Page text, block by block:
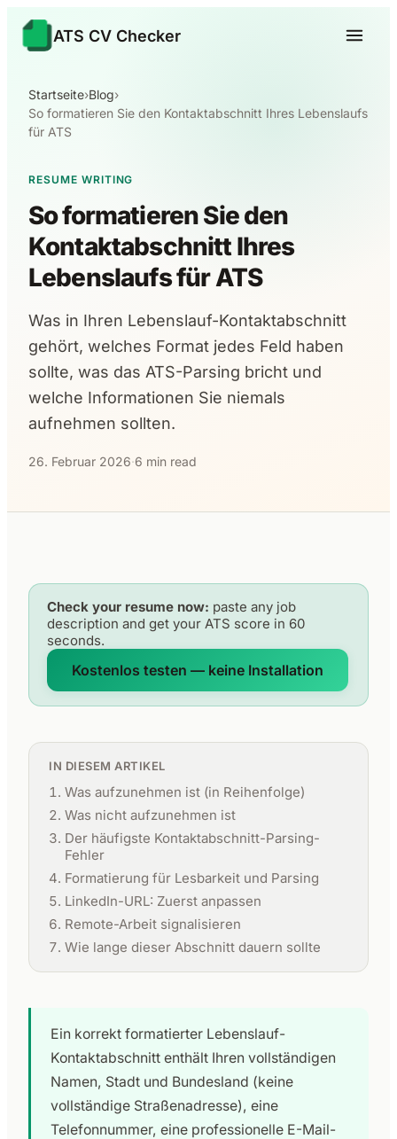
ATS CV Checker
Startseite›Blog›
So formatieren Sie den Kontaktabschnitt Ihres Lebenslaufs
für ATS
RESUME WRITING
So formatieren Sie den
Kontaktabschnitt Ihres
Lebenslaufs für ATS
Was in Ihren Lebenslauf-Kontaktabschnitt
gehört, welches Format jedes Feld haben
sollte, was das ATS-Parsing bricht und
welche Informationen Sie niemals
aufnehmen sollten.
26. Februar 2026·6 min read
Check your resume now: paste any job
description and get your ATS score in 60
seconds.
Kostenlos testen — keine Installation
IN DIESEM ARTIKEL
Was aufzunehmen ist (in Reihenfolge)
Was nicht aufzunehmen ist
Der häufigste Kontaktabschnitt-Parsing-
Fehler
Formatierung für Lesbarkeit und Parsing
LinkedIn-URL: Zuerst anpassen
Remote-Arbeit signalisieren
Wie lange dieser Abschnitt dauern sollte
Ein korrekt formatierter Lebenslauf-
Kontaktabschnitt enthält Ihren vollständigen
Namen, Stadt und Bundesland (keine
vollständige Straßenadresse), eine
Telefonnummer, eine professionelle E-Mail-